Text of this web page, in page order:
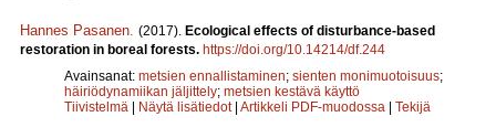
Hannes Pasanen (2017). Ecological effects of disturbance-based
restoration in boreal forests. https://doi.org/10.14214/df.244
Avainsanat: metsien ennallistaminen; sienten monimuotoisuus;
häiriödynamiikan jäljittely; metsien kestävä käyttö
Tiivistelmä | Näytä lisätiedot | Artikkeli PDF-muodossa | Tekijä